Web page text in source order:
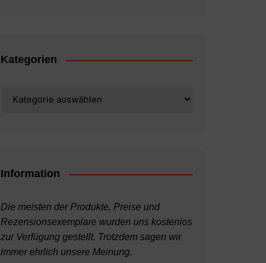
Kategorien
Information
Die meisten der Produkte, Preise und
Rezensionsexemplare wurden uns kostenlos
zur Verfügung gestellt. Trotzdem sagen wir
immer ehrlich unsere Meinung.